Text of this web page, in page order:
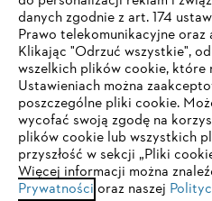
Serwis
Polityka prywatności
TWOJA
OBSŁUGIWANA
Korzystasz z przeglądarki, której
celu optymalnego korzystania z
przejście do jednej z
danych zgodnie z art. 174
Prawo telekomunikacyjne oraz
Klikając "Odrzuć wszystkie",
wszelkich plików cookie, które
Ustawieniach można
poszczególne pliki cookie.
wycofać swoją zgodę na
plików cookie lub wszystkich
przyszłość w sekcji „Pliki
Więcej informacji można
Prywatności oraz naszej